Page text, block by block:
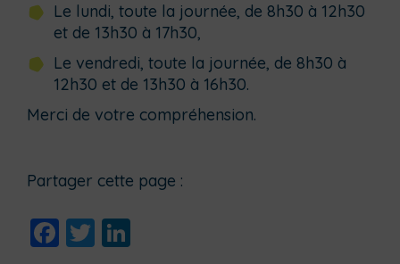
Le lundi, toute la journée, de 8h30 à 12h30
et de 13h30 à 17h30,
Le vendredi, toute la journée, de 8h30 à
12h30 et de 13h30 à 16h30.
Merci de votre compréhension.
Partager cette page :
Facebook
Twitter